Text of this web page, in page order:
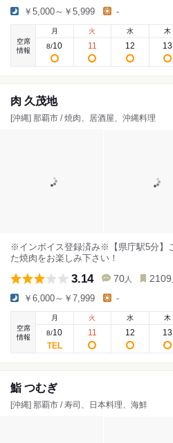
￥5,000～￥5,999 -
空席
情報
月
8/10
火
11
水
12
木
13
肉 久茂地
[沖縄] 那覇市 / 焼肉、居酒屋、沖縄料理
※インボイス登録済み※【県庁駅5分】
た焼肉をお楽しみ下さい！
3.14 70 人 2109
￥6,000～￥7,999 -
空席
情報
月
8/10
火
11
水
12
木
13
鮨 つむぎ
[沖縄] 那覇市 / 寿司、日本料理、海鮮